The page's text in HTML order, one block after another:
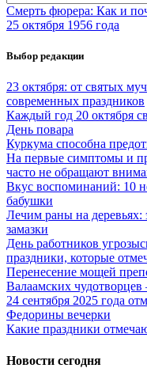
Смерть фюрера: Как и
25 октября 1956 года
Выбор редакции
23 октября: от святых
современных праздников
Каждый год 20 октября
День повара
Куркума способна
На первые симптомы и
часто не обращают
Вкус воспоминаний: 10
бабушки
Лечим раны на
замазки
День работников
праздники, которые
Перенесение мощей
Валаамских чудотворцев
24 сентября 2025 года
Федорины вечерки
Какие праздники
Новости сегодня